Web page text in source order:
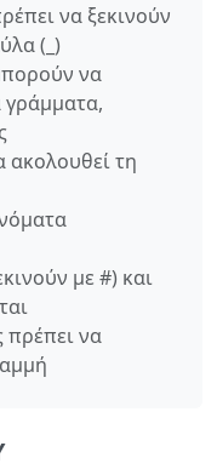
να ξεκινούν
(_)
να
γράμματα,
ακολουθεί τη
με #) και
πρέπει να